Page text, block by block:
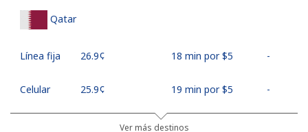
Qatar
Línea fija ⁦26.9¢⁩ 18 min por ⁦$5⁩ -
Celular ⁦25.9¢⁩ 19 min por ⁦$5⁩ -
Ver más destinos